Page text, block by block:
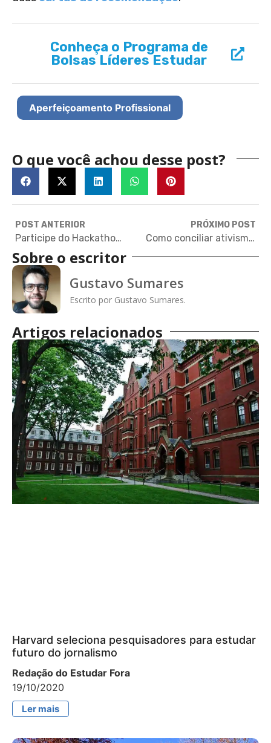
Conheça o Programa de
Bolsas Líderes Estudar
Aperfeiçoamento Profissional
O que você achou desse post?
POST ANTERIOR
Participe do Hackathon online da Fundação Estudar e concorra a até R$ 2 mil!
PRÓXIMO POST
Como conciliar ativismo com escola e application
Sobre o escritor
Gustavo Sumares
Escrito por Gustavo Sumares.
Artigos relacionados
Harvard seleciona pesquisadores para estudar
futuro do jornalismo
Redação do Estudar Fora
19/10/2020
Ler mais